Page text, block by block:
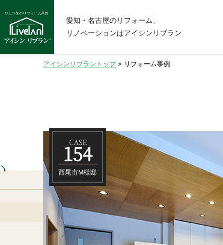
愛知・名古屋のリフォーム、
リノベーションはアイシンリブラン
アイシンリブラントップ> リフォーム事例
CASE
158
岡崎市S様邸